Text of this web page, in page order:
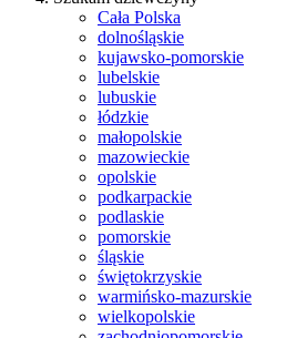
Cała Polska
dolnośląskie
kujawsko-pomorskie
lubelskie
lubuskie
łódzkie
małopolskie
mazowieckie
opolskie
podkarpackie
podlaskie
pomorskie
śląskie
świętokrzyskie
warmińsko-mazurskie
wielkopolskie